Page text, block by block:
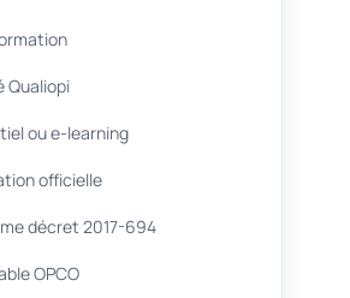
Qualiopi
ou e-learning
officielle
décret 2017-694
OPCO